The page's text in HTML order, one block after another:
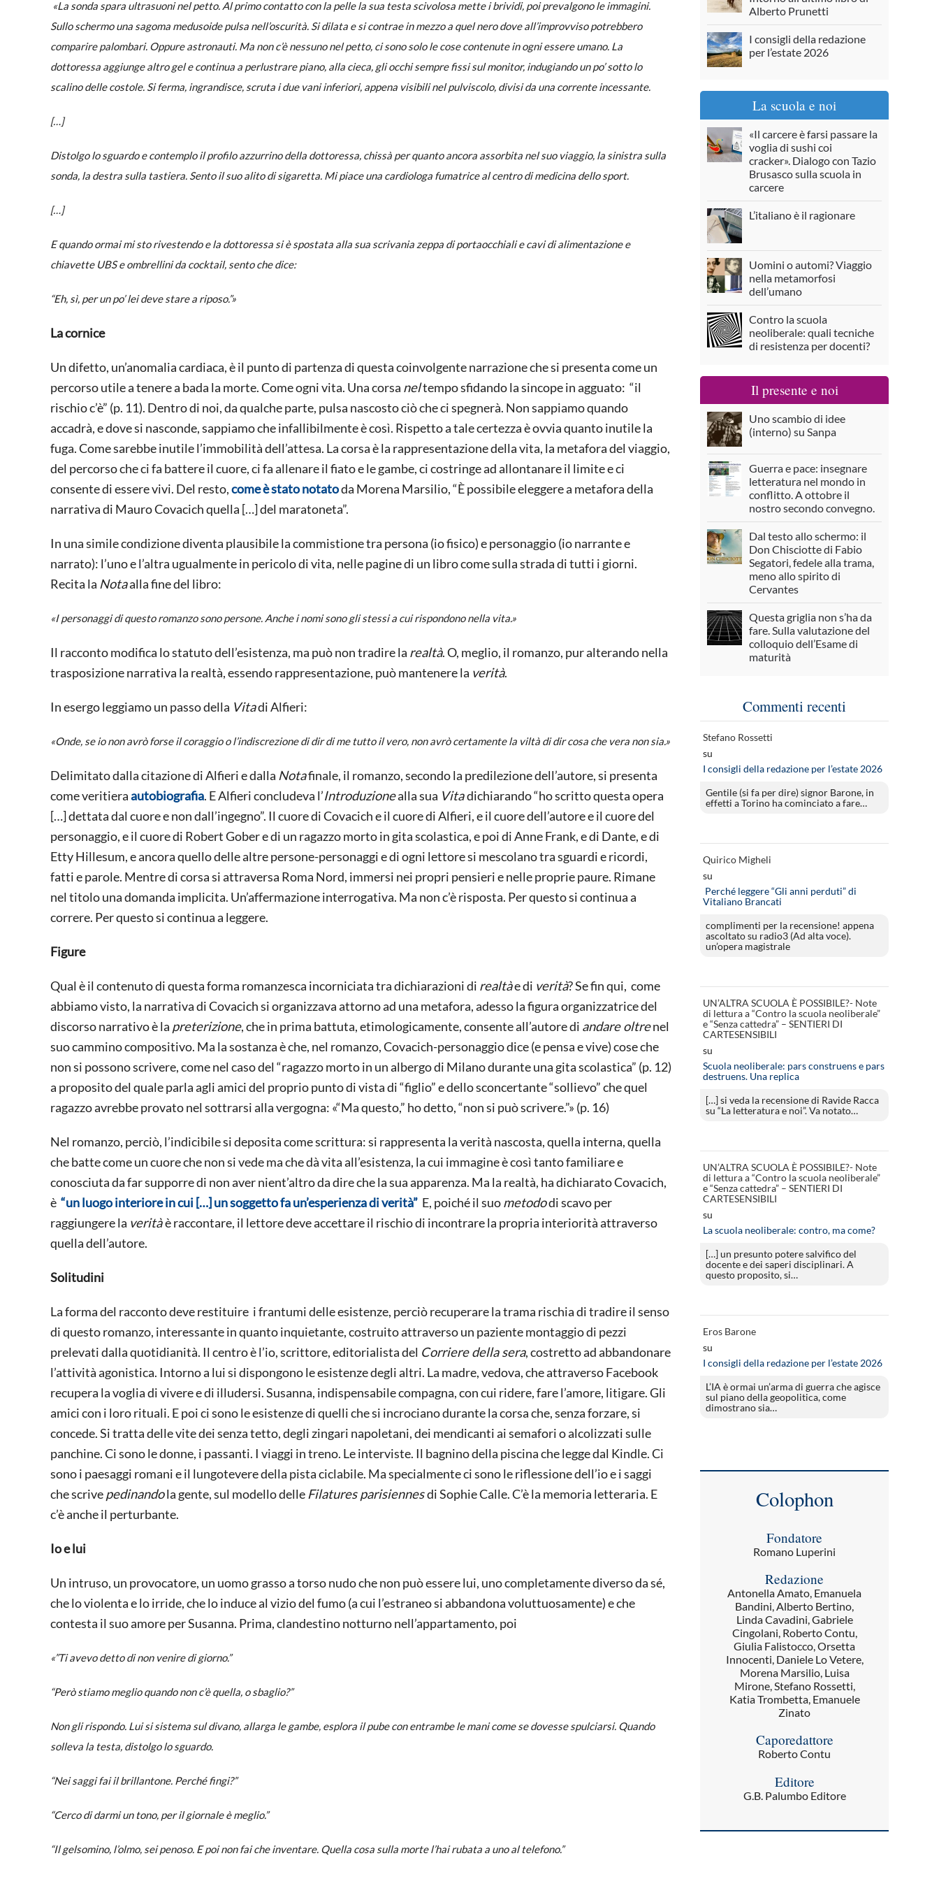
«La sonda spara ultrasuoni nel petto. Al primo contatto con la pelle la sua testa scivolosa mette i brividi, poi prevalgono le immagini.
Sullo schermo una sagoma medusoide pulsa nell’oscurità. Si dilata e si contrae in mezzo a quel nero dove all’improvviso potrebbero
comparire palombari. Oppure astronauti. Ma non c’è nessuno nel petto, ci sono solo le cose contenute in ogni essere umano. La
dottoressa aggiunge altro gel e continua a perlustrare piano, alla cieca, gli occhi sempre fissi sul monitor, indugiando un po’ sotto lo
scalino delle costole. Si ferma, ingrandisce, scruta i due vani inferiori, appena visibili nel pulviscolo, divisi da una corrente incessante.
[…]
Distolgo lo sguardo e contemplo il profilo azzurrino della dottoressa, chissà per quanto ancora assorbita nel suo viaggio, la sinistra sulla
sonda, la destra sulla tastiera. Sento il suo alito di sigaretta. Mi piace una cardiologa fumatrice al centro di medicina dello sport.
[…]
E quando ormai mi sto rivestendo e la dottoressa si è spostata alla sua scrivania zeppa di portaocchiali e cavi di alimentazione e
chiavette UBS e ombrellini da cocktail, sento che dice:
“Eh, sì, per un po’ lei deve stare a riposo.”»
La cornice
Un difetto, un’anomalia cardiaca, è il punto di partenza di questa coinvolgente narrazione che si presenta come un
percorso utile a tenere a bada la morte. Come ogni vita. Una corsa neltempo sfidando la sincope in agguato: “il
rischio c’è” (p. 11). Dentro di noi, da qualche parte, pulsa nascosto ciò che ci spegnerà. Non sappiamo quando
accadrà, e dove si nasconde, sappiamo che infallibilmente è così. Rispetto a tale certezza è ovvia quanto inutile la
fuga. Come sarebbe inutile l’immobilità dell’attesa. La corsa è la rappresentazione della vita, la metafora del viaggio,
del percorso che ci fa battere il cuore, ci fa allenare il fiato e le gambe, ci costringe ad allontanare il limite e ci
consente di essere vivi. Del resto,come è stato notatoda Morena Marsilio, “È possibile eleggere a metafora della
narrativa di Mauro Covacich quella […] del maratoneta”.
In una simile condizione diventa plausibile la commistione tra persona (io fisico) e personaggio (io narrante e
narrato): l’uno e l’altra ugualmente in pericolo di vita, nelle pagine di un libro come sulla strada di tutti i giorni.
Recita la Notaalla fine del libro:
«I personaggi di questo romanzo sono persone. Anche i nomi sono gli stessi a cui rispondono nella vita.»
Il racconto modifica lo statuto dell’esistenza, ma può non tradire la realtà. O, meglio, il romanzo, pur alterando nella
trasposizione narrativa la realtà, essendo rappresentazione, può mantenere la verità.
In esergo leggiamo un passo della Vitadi Alfieri:
«Onde, se io non avrò forse il coraggio o l’indiscrezione di dir di me tutto il vero, non avrò certamente la viltà di dir cosa che vera non sia.»
Delimitato dalla citazione di Alfieri e dalla Notafinale, il romanzo, secondo la predilezione dell’autore, si presenta
come veritieraautobiografia. E Alfieri concludeva l’Introduzionealla sua Vitadichiarando “ho scritto questa opera
[…] dettata dal cuore e non dall’ingegno”. Il cuore di Covacich e il cuore di Alfieri, e il cuore dell’autore e il cuore del
personaggio, e il cuore di Robert Gober e di un ragazzo morto in gita scolastica, e poi di Anne Frank, e di Dante, e di
Etty Hillesum, e ancora quello delle altre persone-personaggi e di ogni lettore si mescolano tra sguardi e ricordi,
fatti e parole. Mentre di corsa si attraversa Roma Nord, immersi nei propri pensieri e nelle proprie paure. Rimane
nel titolo una domanda implicita. Un’affermazione interrogativa. Ma non c’è risposta. Per questo si continua a
correre. Per questo si continua a leggere.
Figure
Qual è il contenuto di questa forma romanzesca incorniciata tra dichiarazioni di realtàe di verità? Se fin qui, come
abbiamo visto, la narrativa di Covacich si organizzava attorno ad una metafora, adesso la figura organizzatrice del
discorso narrativo è la preterizione, che in prima battuta, etimologicamente, consente all’autore di andare oltrenel
suo cammino compositivo. Ma la sostanza è che, nel romanzo, Covacich-personaggio dice (e pensa e vive) cose che
non si possono scrivere, come nel caso del “ragazzo morto in un albergo di Milano durante una gita scolastica” (p. 12)
a proposito del quale parla agli amici del proprio punto di vista di “figlio” e dello sconcertante “sollievo” che quel
ragazzo avrebbe provato nel sottrarsi alla vergogna: «“Ma questo,” ho detto, “non si può scrivere.”» (p. 16)
Nel romanzo, perciò, l’indicibile si deposita come scrittura: si rappresenta la verità nascosta, quella interna, quella
che batte come un cuore che non si vede ma che dà vita all’esistenza, la cui immagine è così tanto familiare e
conosciuta da far supporre di non aver nient’altro da dire che la sua apparenza. Ma la realtà, ha dichiarato Covacich,
è “un luogo interiore in cui […] un soggetto fa un’esperienza di verità” E, poiché il suometododi scavo per
raggiungere la veritàè raccontare, il lettore deve accettare il rischio di incontrare la propria interiorità attraverso
quella dell’autore.
Solitudini
La forma del racconto deve restituire i frantumi delle esistenze, perciò recuperare la trama rischia di tradire il senso
di questo romanzo, interessante in quanto inquietante, costruito attraverso un paziente montaggio di pezzi
prelevati dalla quotidianità. Il centro è l’io, scrittore, editorialista del Corriere della sera, costretto ad abbandonare
l’attività agonistica. Intorno a lui si dispongono le esistenze degli altri. La madre, vedova, che attraverso Facebook
recupera la voglia di vivere e di illudersi. Susanna, indispensabile compagna, con cui ridere, fare l’amore, litigare. Gli
amici con i loro rituali. E poi ci sono le esistenze di quelli che si incrociano durante la corsa che, senza forzare, si
concede. Si tratta delle vite dei senza tetto, degli zingari napoletani, dei mendicanti ai semafori o alcolizzati sulle
panchine. Ci sono le donne, i passanti. I viaggi in treno. Le interviste. Il bagnino della piscina che legge dal Kindle. Ci
sono i paesaggi romani e il lungotevere della pista ciclabile. Ma specialmente ci sono le riflessione dell’io e i saggi
che scrivepedinandola gente, sul modello delleFilatures parisiennesdi Sophie Calle. C’è la memoria letteraria. E
c’è anche il perturbante.
Io e lui
Un intruso, un provocatore, un uomo grasso a torso nudo che non può essere lui, uno completamente diverso da sé,
che lo violenta e lo irride, che lo induce al vizio del fumo (a cui l’estraneo si abbandona voluttuosamente) e che
contesta il suo amore per Susanna. Prima, clandestino notturno nell’appartamento, poi
«”Ti avevo detto di non venire di giorno.”
“Però stiamo meglio quando non c’è quella, o sbaglio?”
Non gli rispondo. Lui si sistema sul divano, allarga le gambe, esplora il pube con entrambe le mani come se dovesse spulciarsi. Quando
solleva la testa, distolgo lo sguardo.
“Nei saggi fai il brillantone. Perché fingi?”
“Cerco di darmi un tono, per il giornale è meglio.”
“Il gelsomino, l’olmo, sei penoso. E poi non fai che inventare. Quella cosa sulla morte l’hai rubata a uno al telefono.”
Alberto Prunetti
I consigli della redazione
per l’estate 2026
La scuola e noi
«Il carcere è farsi passare la
voglia di sushi coi
cracker». Dialogo con Tazio
Brusasco sulla scuola in
carcere
L’italiano è il ragionare
Uomini o automi? Viaggio
nella metamorfosi
dell’umano
Contro la scuola
neoliberale: quali tecniche
di resistenza per docenti?
Il presente e noi
Uno scambio di idee
(interno) su Sanpa
Guerra e pace: insegnare
letteratura nel mondo in
conflitto. A ottobre il
nostro secondo convegno.
Dal testo allo schermo: il
Don Chisciotte di Fabio
Segatori, fedele alla trama,
meno allo spirito di
Cervantes
Questa griglia non s’ha da
fare. Sulla valutazione del
colloquio dell’Esame di
maturità
Commenti recenti
Stefano Rossetti
su
I consigli della redazione per l’estate 2026
Gentile (si fa per dire) signor Barone, in
effetti a Torino ha cominciato a fare…
Quirico Migheli
su
Perché leggere “Gli anni perduti” di
Vitaliano Brancati
complimenti per la recensione! appena
ascoltato su radio3 (Ad alta voce).
un’opera magistrale
UN’ALTRA SCUOLA È POSSIBILE?- Note
di lettura a “Contro la scuola neoliberale”
e “Senza cattedra” – SENTIERI DI
CARTESENSIBILI
su
Scuola neoliberale: pars construens e pars
destruens. Una replica
[…] si veda la recensione di Ravide Racca
su “La letteratura e noi”. Va notato…
UN’ALTRA SCUOLA È POSSIBILE?- Note
di lettura a “Contro la scuola neoliberale”
e “Senza cattedra” – SENTIERI DI
CARTESENSIBILI
su
La scuola neoliberale: contro, ma come?
[…] un presunto potere salvifico del
docente e dei saperi disciplinari. A
questo proposito, si…
Eros Barone
su
I consigli della redazione per l’estate 2026
L’IA è ormai un’arma di guerra che agisce
sul piano della geopolitica, come
dimostrano sia…
Colophon
Fondatore
Romano Luperini
Redazione
Antonella Amato, Emanuela
Bandini, Alberto Bertino,
Linda Cavadini, Gabriele
Cingolani, Roberto Contu,
Giulia Falistocco, Orsetta
Innocenti, Daniele Lo Vetere,
Morena Marsilio, Luisa
Mirone, Stefano Rossetti,
Katia Trombetta, Emanuele
Zinato
Caporedattore
Roberto Contu
Editore
G.B. Palumbo Editore